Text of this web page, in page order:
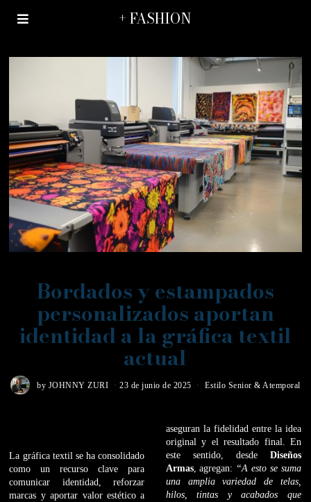
+ FASHION
Bordados y estampados
personalizados aportan
identidad a la gráfica textil
actual
by JOHNNY ZURI 23 de junio de 2025 Estilo Senior & Atemporal
La gráfica textil se ha consolidado
como un recurso clave para
comunicar identidad, reforzar
marcas y aportar valor estético a
aseguran la fidelidad entre la idea
original y el resultado final. En
este sentido, desde Diseños
Armas, agregan: “A esto se suma
una amplia variedad de telas,
hilos, tintas y acabados que